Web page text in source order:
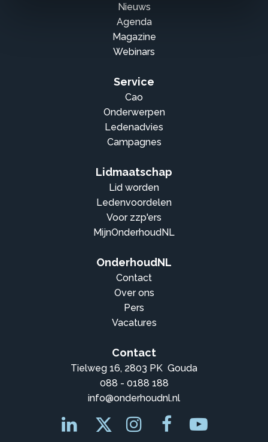
Nieuws
Agenda
Magazine
Webinars
Service
Cao
Onderwerpen
Ledenadvies
Campagnes
Lidmaatschap
Lid worden
Ledenvoordelen
Voor zzp'ers
MijnOnderhoudNL
OnderhoudNL
Contact
Over ons
Pers
Vacatures
Contact
Tielweg 16, 2803 PK Gouda
088 - 0188 188
info@onderhoudnl.nl